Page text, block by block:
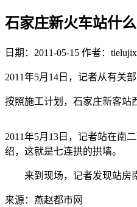
石家庄新火车站什么
日期：2011-05-15 作者：
2011年5月14日，记者从有关
按照施工计划，石家庄新客站
2011年5月13日，记者站在南
绍，这就是七连拱的拱墙。
来到现场，记者发现站房南
来源：燕赵都市网